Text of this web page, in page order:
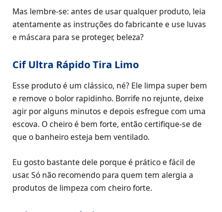
Mas lembre-se: antes de usar qualquer produto, leia
atentamente as instruções do fabricante e use luvas
e máscara para se proteger, beleza?
Cif Ultra Rápido Tira Limo
Esse produto é um clássico, né? Ele limpa super bem
e remove o bolor rapidinho. Borrife no rejunte, deixe
agir por alguns minutos e depois esfregue com uma
escova. O cheiro é bem forte, então certifique-se de
que o banheiro esteja bem ventilado.
Eu gosto bastante dele porque é prático e fácil de
usar. Só não recomendo para quem tem alergia a
produtos de limpeza com cheiro forte.